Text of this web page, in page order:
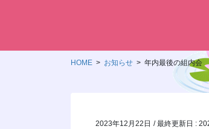
HOME お知らせ 年内最後の組内会
2023年12月22日 / 最終更新日 :